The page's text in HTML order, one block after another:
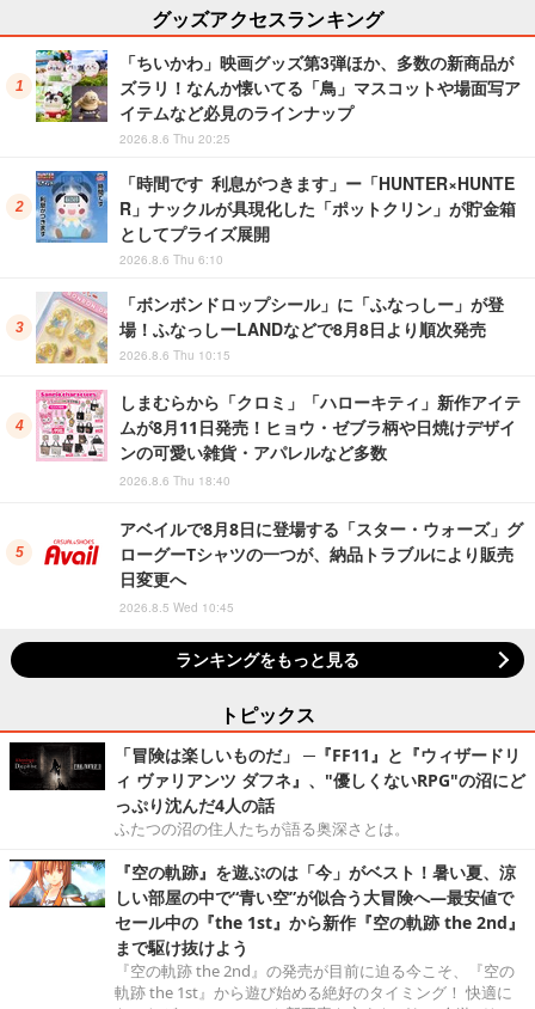
グッズアクセスランキング
「ちいかわ」映画グッズ第3弾ほか、多数の新商品が
ズラリ！なんか懐いてる「鳥」マスコットや場面写ア
イテムなど必見のラインナップ
2026.8.6 Thu 20:25
「時間です 利息がつきます」ー「HUNTER×HUNTE
R」ナックルが具現化した「ポットクリン」が貯金箱
としてプライズ展開
2026.8.6 Thu 6:10
「ボンボンドロップシール」に「ふなっしー」が登
場！ふなっしーLANDなどで8月8日より順次発売
2026.8.6 Thu 10:15
しまむらから「クロミ」「ハローキティ」新作アイテ
ムが8月11日発売！ヒョウ・ゼブラ柄や日焼けデザイ
ンの可愛い雑貨・アパレルなど多数
2026.8.6 Thu 18:40
アベイルで8月8日に登場する「スター・ウォーズ」グ
ローグーTシャツの一つが、納品トラブルにより販売
日変更へ
2026.8.5 Wed 10:45
ランキングをもっと見る
トピックス
「冒険は楽しいものだ」 ─『FF11』と『ウィザードリ
ィ ヴァリアンツ ダフネ』、"優しくないRPG"の沼にど
っぷり沈んだ4人の話
ふたつの沼の住人たちが語る奥深さとは。
『空の軌跡』を遊ぶのは「今」がベスト！暑い夏、涼
しい部屋の中で“青い空”が似合う大冒険へ―最安値で
セール中の『the 1st』から新作『空の軌跡 the 2nd』
まで駆け抜けよう
『空の軌跡 the 2nd』の発売が目前に迫る今こそ、『空の
軌跡 the 1st』から遊び始める絶好のタイミング！ 快適に